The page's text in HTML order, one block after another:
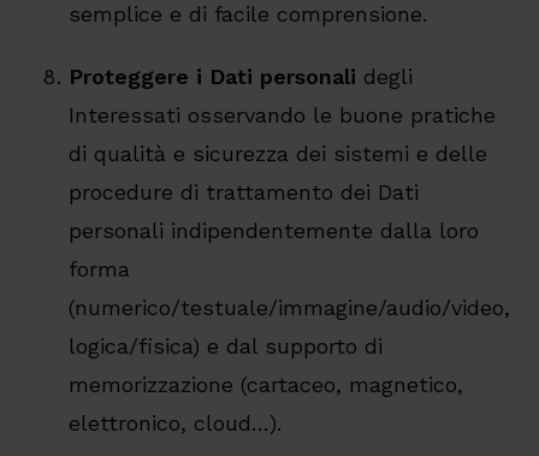
semplice e di facile comprensione.
Proteggere i Dati personali degli
Interessati osservando le buone pratiche
di qualità e sicurezza dei sistemi e delle
procedure di trattamento dei Dati
personali indipendentemente dalla loro
forma
(numerico/testuale/immagine/audio/video,
logica/fisica) e dal supporto di
memorizzazione (cartaceo, magnetico,
elettronico, cloud…).